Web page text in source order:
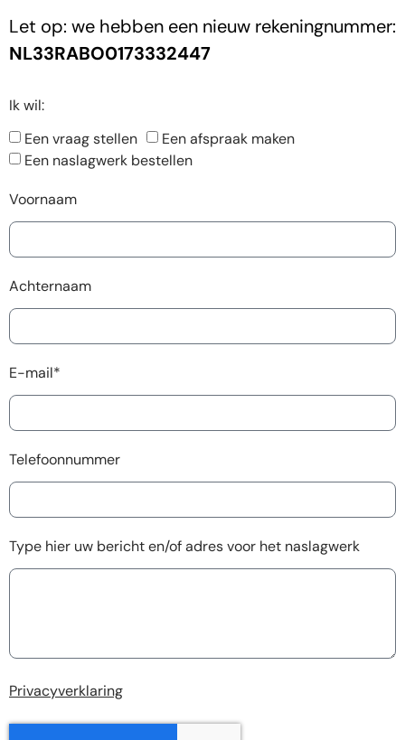
Let op: we hebben een nieuw rekeningnummer:
NL33RABO0173332447
Ik wil:
Een vraag stellen
Een afspraak maken
Een naslagwerk bestellen
Voornaam
Achternaam
E-mail*
Telefoonnummer
Type hier uw bericht en/of adres voor het naslagwerk
Privacyverklaring